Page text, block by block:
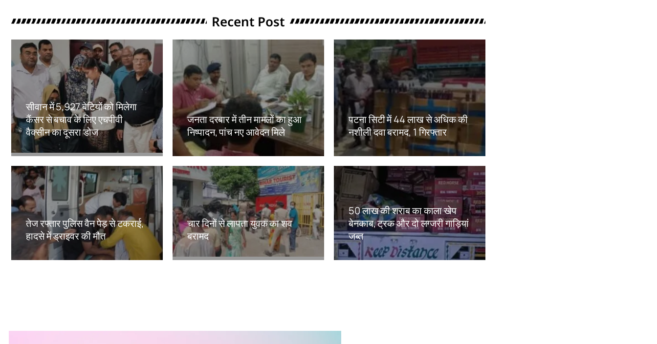
Recent Post
सीवान में 5,927 बेटियों को मिलेगा
कैंसर से बचाव के लिए एचपीवी
वैक्सीन का दूसरा डोज
Amit Lekh
जनता दरबार में तीन मामलों का हुआ
निष्पादन, पांच नए आवेदन मिले
Amit Lekh
पटना सिटी में 44 लाख से अधिक की
नशीली दवा बरामद, 1 गिरफ्तार
Amit Lekh
तेज रफ्तार पुलिस वैन पेड़ से टकराई,
हादसे में ड्राइवर की मौत
Amit Lekh
चार दिनों से लापता युवक का शव
बरामद
Amit Lekh
50 लाख की शराब का काला खेप
बेनकाब, ट्रक और दो लग्जरी गाड़ियां
जब्त
Amit Lekh